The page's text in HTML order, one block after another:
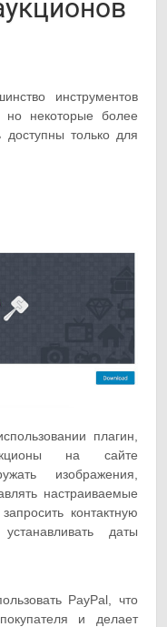
инструментов
но некоторые более
только для
плагин,
на сайте
изображения,
настраиваемые
контактную
даты
PayPal, что
и делает